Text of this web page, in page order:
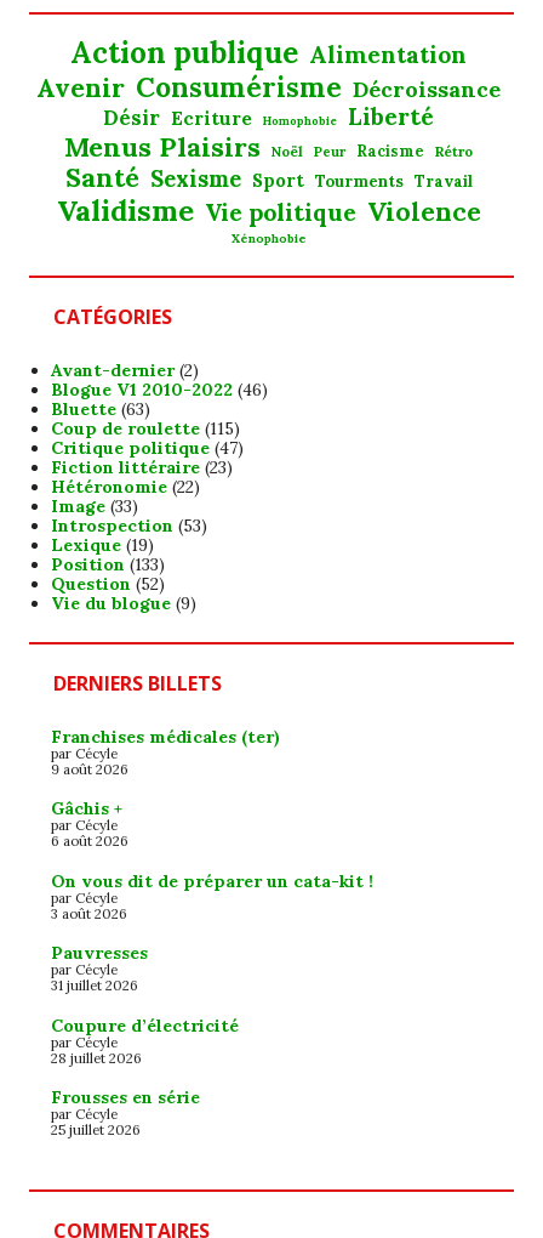
Action publique Alimentation
Avenir Consumérisme Décroissance
Désir Ecriture Homophobie Liberté
Menus Plaisirs Noël Peur Racisme Rétro
Santé Sexisme Sport Tourments Travail
Validisme Vie politique Violence
Xénophobie
CATÉGORIES
Avant-dernier(2)
Blogue V1 2010-2022 (46)
Bluette(63)
Coup de roulette(115)
Critique politique(47)
Fiction littéraire(23)
Hétéronomie(22)
Image(33)
Introspection (53)
Lexique(19)
Position (133)
Question (52)
Vie du blogue(9)
DERNIERS BILLETS
Franchises médicales (ter)
par Cécyle
9 août 2026
Gâchis +
par Cécyle
6 août 2026
On vous dit de préparer un cata-kit !
par Cécyle
3 août 2026
Pauvresses
par Cécyle
31 juillet 2026
Coupure d’électricité
par Cécyle
28 juillet 2026
Frousses en série
par Cécyle
25 juillet 2026
COMMENTAIRES